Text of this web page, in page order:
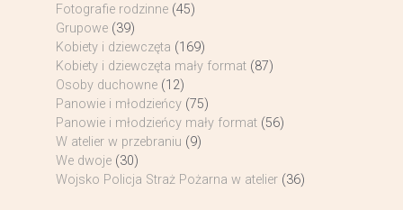
Fotografie rodzinne (45)
Grupowe (39)
Kobiety i dziewczęta (169)
Kobiety i dziewczęta mały format (87)
Osoby duchowne (12)
Panowie i młodzieńcy (75)
Panowie i młodzieńcy mały format (56)
W atelier w przebraniu (9)
We dwoje (30)
Wojsko Policja Straż Pożarna w atelier (36)